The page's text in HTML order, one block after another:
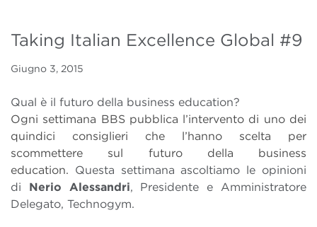
Taking Italian Excellence Global #9
Giugno 3, 2015
Qual è il futuro della business education?
Ogni settimana BBS pubblica l’intervento di uno dei
quindici consiglieri che l’hanno scelta per
scommettere sul futuro della business
education. Questa settimana ascoltiamo le opinioni
di Nerio Alessandri, Presidente e Amministratore
Delegato, Technogym.